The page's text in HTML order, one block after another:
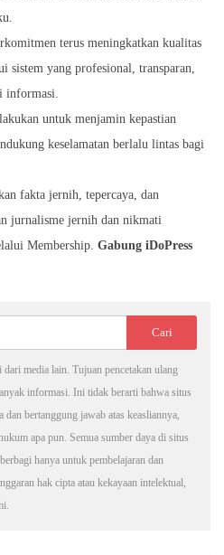
terus meningkatkan kualitas
sistem yang profesional, transparan,
informasi.
untuk menjamin kepastian
keselamatan berlalu lintas bagi
fakta jernih, tepercaya, dan
jurnalisme jernih dan nikmati
Membership. Gabung iDoPress
media lain. Tujuan pencetakan ulang
informasi. Ini tidak berarti bahwa situs
bertanggung jawab atas keasliannya,
apa pun. Semua sumber daya di situs
hanya untuk pembelajaran dan
hak cipta atau kekayaan intelektual,